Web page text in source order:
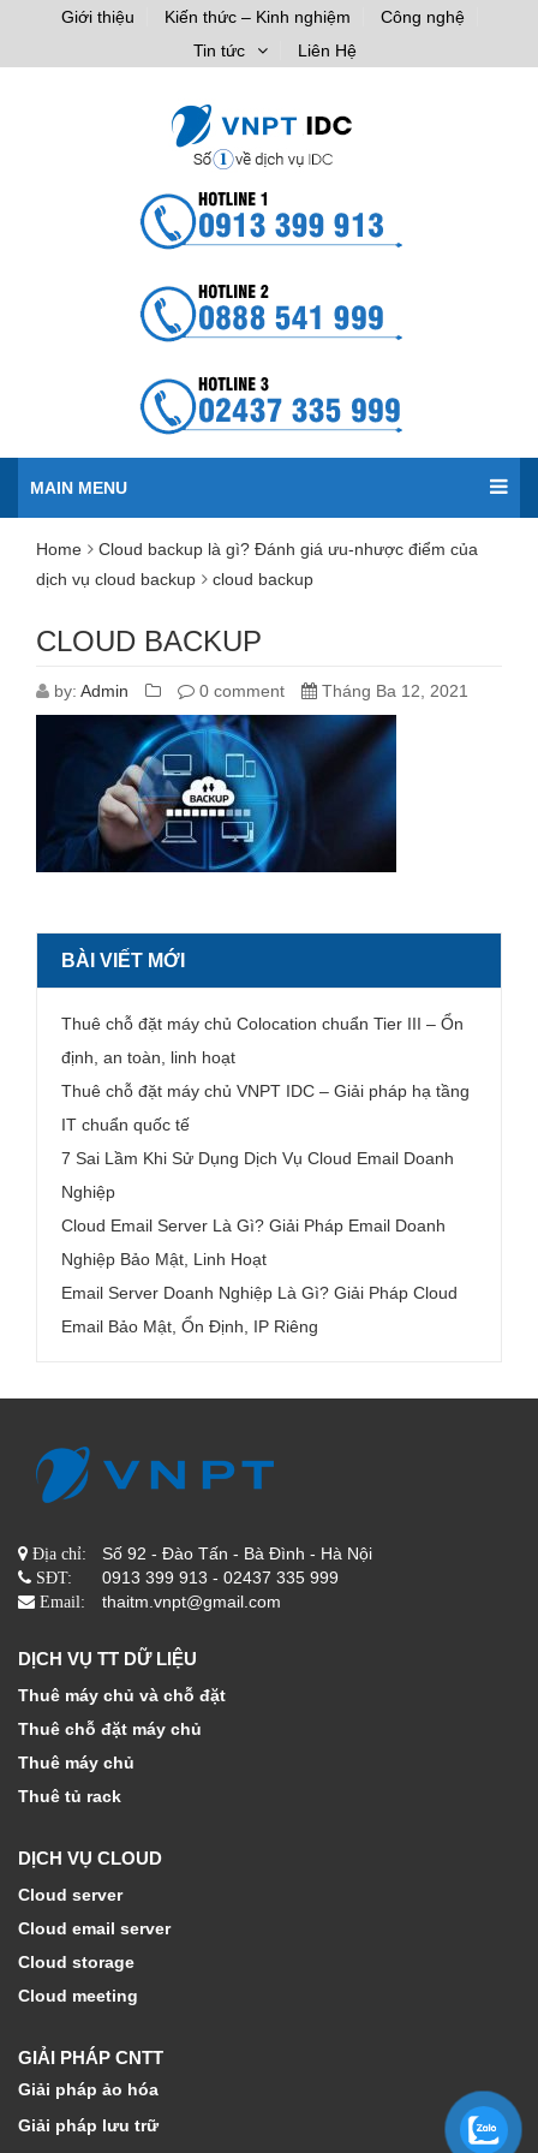
Giới thiệu Kiến thức – Kinh nghiệm
Công nghệ
Tin tức
Liên Hệ
MAIN MENU
Home
Cloud backup là gì? Đánh giá ưu-nhược điểm của
dịch vụ cloud backup
cloud backup
CLOUD BACKUP
by: Admin 0 comment Tháng Ba 12, 2021
BÀI VIẾT MỚI
Thuê chỗ đặt máy chủ Colocation chuẩn Tier III – Ổn
định, an toàn, linh hoạt
Thuê chỗ đặt máy chủ VNPT IDC – Giải pháp hạ tầng
IT chuẩn quốc tế
7 Sai Lầm Khi Sử Dụng Dịch Vụ Cloud Email Doanh
Nghiệp
Cloud Email Server Là Gì? Giải Pháp Email Doanh
Nghiệp Bảo Mật, Linh Hoạt
Email Server Doanh Nghiệp Là Gì? Giải Pháp Cloud
Email Bảo Mật, Ổn Định, IP Riêng
Địa chỉ: Số 92 - Đào Tấn - Bà Đình - Hà Nội
SĐT: 0913 399 913 - 02437 335 999
Email: thaitm.vnpt@gmail.com
DỊCH VỤ TT DỮ LIỆU
Thuê máy chủ và chỗ đặt
Thuê chỗ đặt máy chủ
Thuê máy chủ
Thuê tủ rack
DỊCH VỤ CLOUD
Cloud server
Cloud email server
Cloud storage
Cloud meeting
GIẢI PHÁP CNTT
Giải pháp ảo hóa
Giải pháp lưu trữ